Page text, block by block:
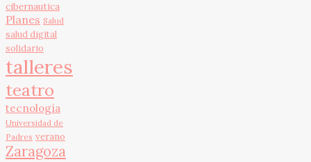
cibernautica
Planes Salud
salud digital
solidario
talleres
teatro
tecnología
Universidad de
Padres verano
Zaragoza